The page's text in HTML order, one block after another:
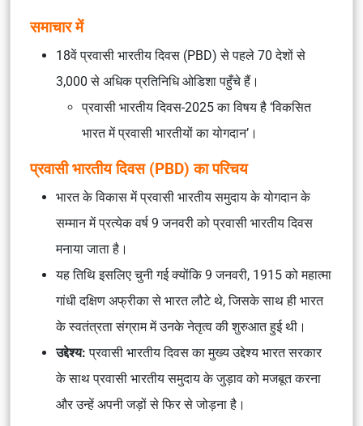
समाचार में
18वें प्रवासी भारतीय दिवस (PBD) से पहले 70 देशों से
3,000 से अधिक प्रतिनिधि ओडिशा पहुँचे हैं।
प्रवासी भारतीय दिवस-2025 का विषय है ‘विकसित
भारत में प्रवासी भारतीयों का योगदान’।
प्रवासी भारतीय दिवस (PBD) का परिचय
भारत के विकास में प्रवासी भारतीय समुदाय के योगदान के
सम्मान में प्रत्येक वर्ष 9 जनवरी को प्रवासी भारतीय दिवस
मनाया जाता है।
यह तिथि इसलिए चुनी गई क्योंकि 9 जनवरी, 1915 को महात्मा
गांधी दक्षिण अफ्रीका से भारत लौटे थे, जिसके साथ ही भारत
के स्वतंत्रता संग्राम में उनके नेतृत्व की शुरुआत हुई थी।
उद्देश्य: प्रवासी भारतीय दिवस का मुख्य उद्देश्य भारत सरकार
के साथ प्रवासी भारतीय समुदाय के जुड़ाव को मजबूत करना
और उन्हें अपनी जड़ों से फिर से जोड़ना है।